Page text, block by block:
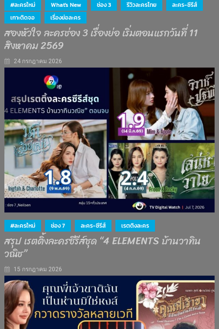
#ละครใหม่ What's New ช่อง 3 รีวิวละครไทย
ละคร-ซีรีส์
เกาะติดจอ
เรื่องย่อละคร
สองหัวใจ ละครช่อง 3 เรื่องย่อ เริ่มตอนแรกวันที่ 11
สิงหาคม 2569
24 กรกฎาคม 2026
#ละครใหม่ ช่อง 7 ละคร-ซีรีส์ เรตติงละคร
สรุป เรตติ้งละครซีรีส์ชุด “4 ELEMENTS บ้านวาทิน
วณิช”
15 กรกฎาคม 2026